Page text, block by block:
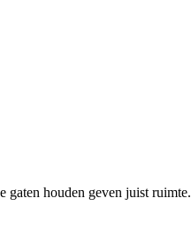
gaten houden geven juist ruimte.